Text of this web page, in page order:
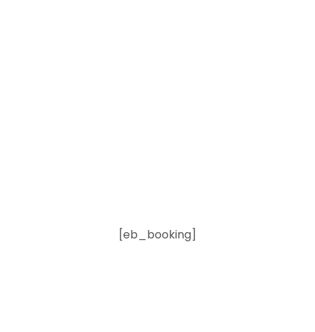
[eb_booking]